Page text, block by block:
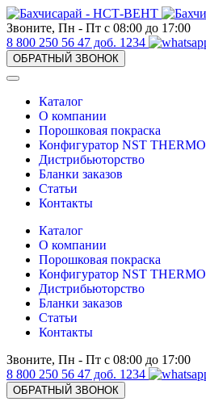
Звоните, Пн - Пт с 08:00 до 17:00
8 800 250 56 47 доб. 1234
ОБРАТНЫЙ ЗВОНОК
Каталог
О компании
Порошковая покраска
Конфигуратор NST THERMO
Дистрибьюторство
Бланки заказов
Статьи
Контакты
Каталог
О компании
Порошковая покраска
Конфигуратор NST THERMO
Дистрибьюторство
Бланки заказов
Статьи
Контакты
Звоните, Пн - Пт с 08:00 до 17:00
8 800 250 56 47 доб. 1234
ОБРАТНЫЙ ЗВОНОК